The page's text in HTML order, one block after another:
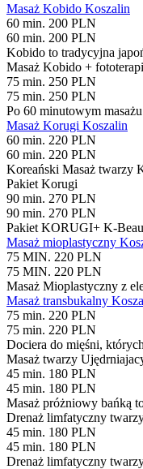
Masaż Kobido Koszalin
60 min. 200 PLN
60 min. 200 PLN
Kobido to tradycyjna
Masaż Kobido +
75 min. 250 PLN
75 min. 250 PLN
Po 60 minutowym
Masaż Korugi Koszalin
60 min. 220 PLN
60 min. 220 PLN
Koreański Masaż twarzy
Pakiet Korugi
90 min. 270 PLN
90 min. 270 PLN
Pakiet KORUGI+ K-
Masaż mioplastyczny
75 MIN. 220 PLN
75 MIN. 220 PLN
Masaż Mioplastyczny z
Masaż transbukalny
75 min. 220 PLN
75 min. 220 PLN
Dociera do mięśni,
Masaż twarzy
45 min. 180 PLN
45 min. 180 PLN
Masaż próżniowy bańką
Drenaż limfatyczny
45 min. 180 PLN
45 min. 180 PLN
Drenaż limfatyczny